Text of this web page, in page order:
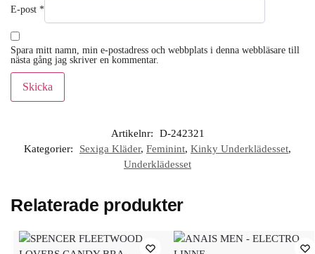
E-post *
Spara mitt namn, min e-postadress och webbplats i denna webbläsare till
nästa gång jag skriver en kommentar.
Artikelnr:
D-242321
Kategorier:
Sexiga Kläder, Feminint, Kinky Underklädesset,
Underklädesset
Relaterade produkter